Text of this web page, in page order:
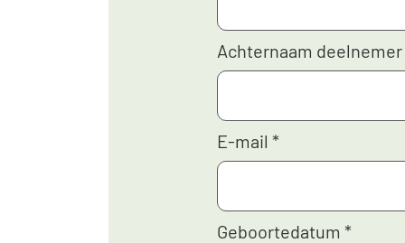
Achternaam deelnemer
E-mail *
Geboortedatum *